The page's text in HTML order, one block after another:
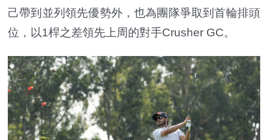
己帶到並列領先優勢外，也為團隊爭取到首輪排頭
位，以1桿之差領先上周的對手Crusher GC。